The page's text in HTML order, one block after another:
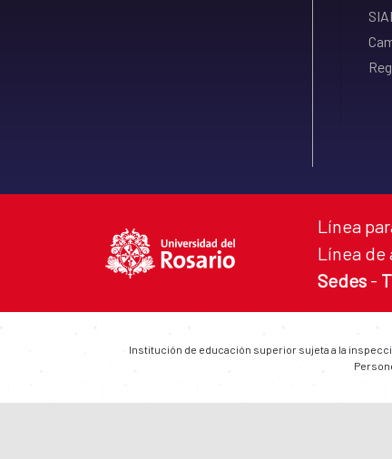
Línea
Línea de
Sedes -
Institución de educación superior sujeta a la